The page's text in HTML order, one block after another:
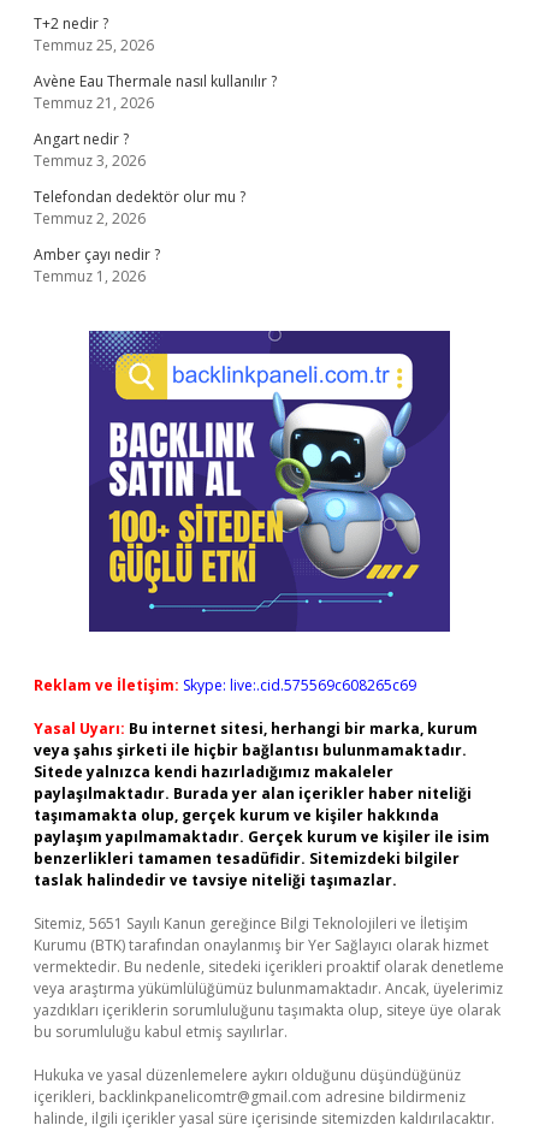
T+2 nedir ?
Temmuz 25, 2026
Avène Eau Thermale nasıl kullanılır ?
Temmuz 21, 2026
Angart nedir ?
Temmuz 3, 2026
Telefondan dedektör olur mu ?
Temmuz 2, 2026
Amber çayı nedir ?
Temmuz 1, 2026
Reklam ve İletişim: Skype: live:.cid.575569c608265c69
Yasal Uyarı: Bu internet sitesi, herhangi bir marka, kurum
veya şahıs şirketi ile hiçbir bağlantısı bulunmamaktadır.
Sitede yalnızca kendi hazırladığımız makaleler
paylaşılmaktadır. Burada yer alan içerikler haber niteliği
taşımamakta olup, gerçek kurum ve kişiler hakkında
paylaşım yapılmamaktadır. Gerçek kurum ve kişiler ile isim
benzerlikleri tamamen tesadüfidir. Sitemizdeki bilgiler
taslak halindedir ve tavsiye niteliği taşımazlar.
Sitemiz, 5651 Sayılı Kanun gereğince Bilgi Teknolojileri ve İletişim
Kurumu (BTK) tarafından onaylanmış bir Yer Sağlayıcı olarak hizmet
vermektedir. Bu nedenle, sitedeki içerikleri proaktif olarak denetleme
veya araştırma yükümlülüğümüz bulunmamaktadır. Ancak, üyelerimiz
yazdıkları içeriklerin sorumluluğunu taşımakta olup, siteye üye olarak
bu sorumluluğu kabul etmiş sayılırlar.
Hukuka ve yasal düzenlemelere aykırı olduğunu düşündüğünüz
içerikleri, backlinkpanelicomtr@gmail.com adresine bildirmeniz
halinde, ilgili içerikler yasal süre içerisinde sitemizden kaldırılacaktır.